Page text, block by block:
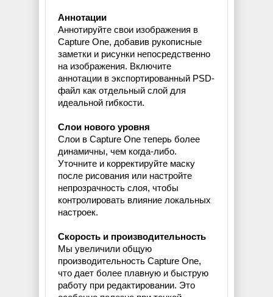
Аннотации
Аннотируйте свои изображения в
Capture One, добавив рукописные
заметки и рисунки непосредственно
на изображения. Включите
аннотации в экспортированный PSD-
файл как отдельный слой для
идеальной гибкости.
Слои нового уровня
Слои в Capture One теперь более
динамичны, чем когда-либо.
Уточните и корректируйте маску
после рисования или настройте
непрозрачность слоя, чтобы
контролировать влияние локальных
настроек.
Скорость и производительность
Мы увеличили общую
производительность Capture One,
что дает более плавную и быструю
работу при редактировании. Это